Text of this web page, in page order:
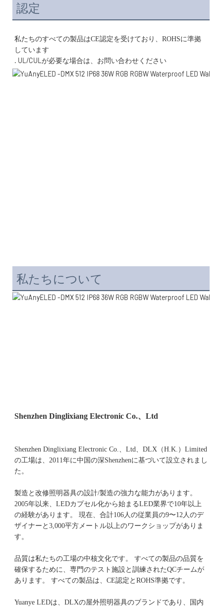
認定
私たちのすべての製品はCE認定を受けており、ROHSに準拠
. UL/CULが必要な場合は、お問い合わせください
私たちについて
Shenzhen Dinglixiang Electronic Co.、Ltd、DLX（H.K.）Limited
の工場は、2011年に中国の深Shenzhenに基づいて設立されまし
た。
製造と改修照明器具の設計/製造の強力な能力があります。
2005年以来、LEDカプセル化から始まるLED業界で10年以上
の経験があります。 現在、合計106人の従業員の9〜12人のデ
ザイナーと3,000平方メートル以上のワークショップがありま
品質は私たちの工場の中核文化です。 すべての製品の品質を
確保するために、専門のテスト施設と訓練されたQCチームが
Yuanye LEDは、DLXの屋外照明器具のブランドであり、国内